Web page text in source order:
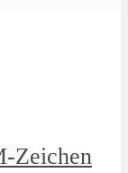
Zeichen